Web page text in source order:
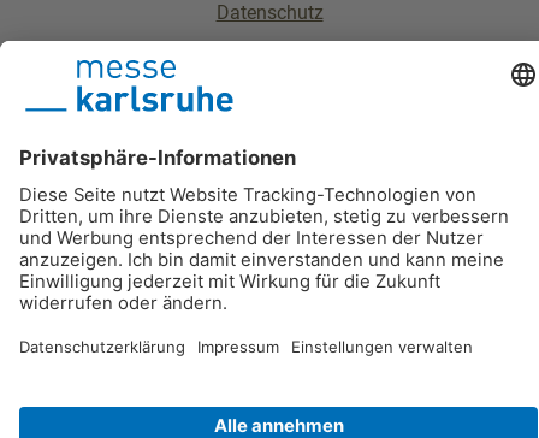
Datenschutz
Nutzungsbedingungen